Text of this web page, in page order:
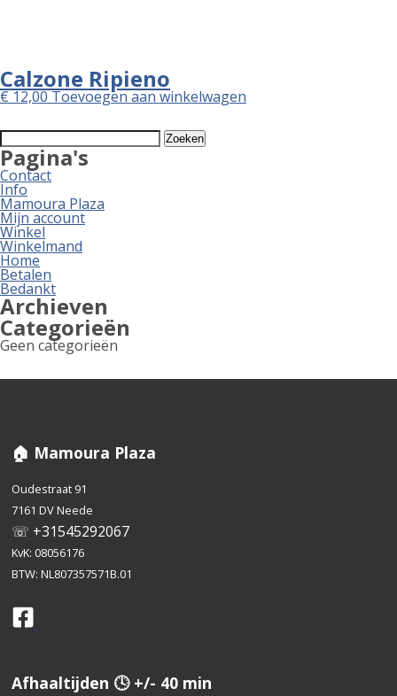
Calzone Ripieno
€12,00Toevoegen aan winkelwagen
Zoeken
naar:
Pagina's
Contact
Info
Mamoura Plaza
Mijn account
Winkel
Winkelmand
Home
Betalen
Bedankt
Archieven
Categorieën
Geen categorieën
🏠 Mamoura Plaza
Oudestraat 91
7161 DV Neede
☏ +31545292067
KvK: 08056176
BTW: NL807357571B.01
Afhaaltijden 🕓 +/- 40 min